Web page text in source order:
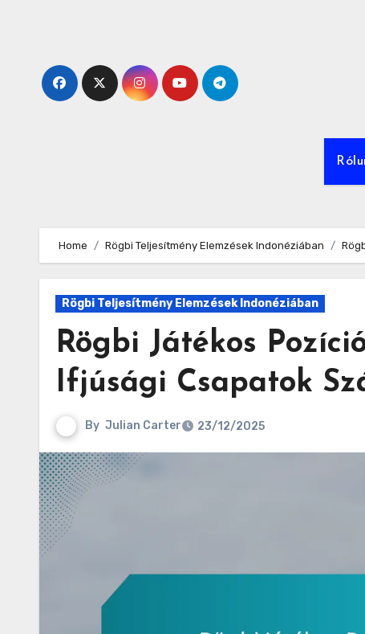
Home Rögbi Teljesítmény Elemzések Indonéziában
Rögbi Teljesítmény Elemzések Indonéziában
Rögbi Játékos
Ifjúsági Csapatok
By Julian Carter 23/12/2025